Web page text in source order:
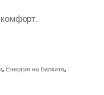
, Енергия на билките,